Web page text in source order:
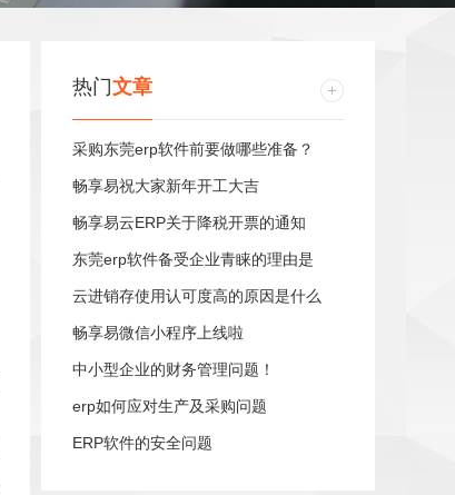
热门文章
采购东莞erp软件前要做哪些准备？
畅享易祝大家新年开工大吉
畅享易云ERP关于降税开票的通知
东莞erp软件备受企业青睐的理由是
云进销存使用认可度高的原因是什么
畅享易微信小程序上线啦
中小型企业的财务管理问题！
erp如何应对生产及采购问题
ERP软件的安全问题